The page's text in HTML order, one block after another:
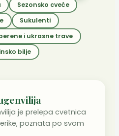
Sezonsko cveće
Sukulenti
i ukrasne trave
bilje
je prelepa cvetnica
poznata po svom